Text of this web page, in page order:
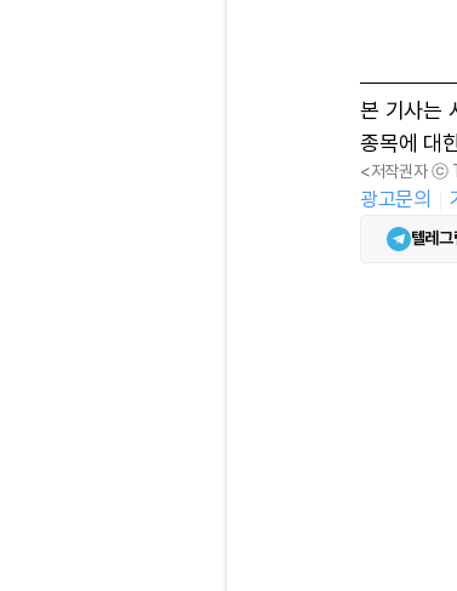
본 기사는
종목에 대
<저작권자 ⓒ
광고문의
텔레그